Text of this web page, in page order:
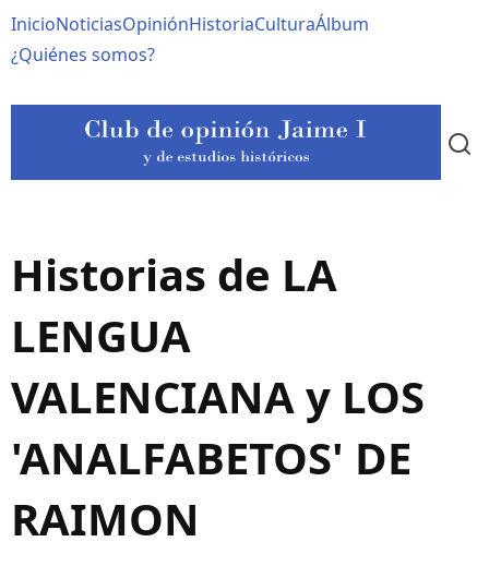
al
contenido
Navegación
principal
InicioNoticiasOpiniónHistoriaCulturaÁlbum
¿Quiénes somos?
Historias de LA
LENGUA
VALENCIANA y LOS
'ANALFABETOS' DE
RAIMON